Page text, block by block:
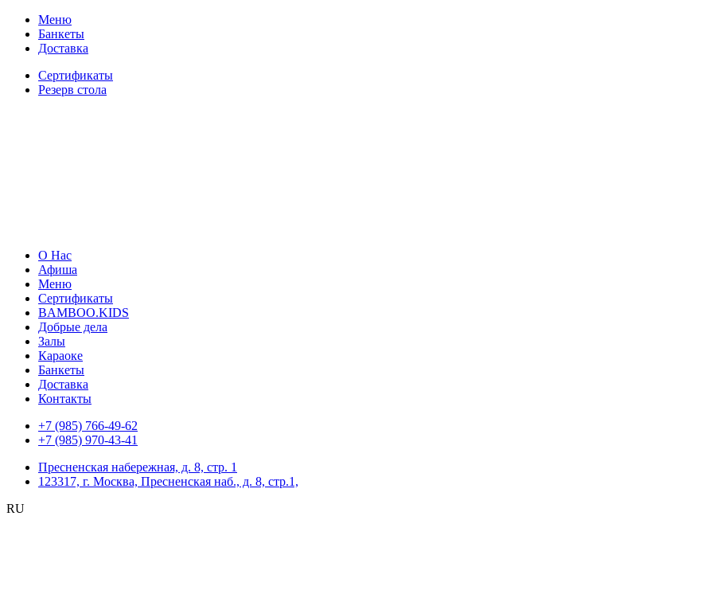
Меню
Банкеты
Доставка
Сертификаты
Резерв стола
О Нас
Афиша
Меню
Сертификаты
BAMBOO.KIDS
Добрые дела
Залы
Караоке
Банкеты
Доставка
Контакты
+7 (985) 766-49-62
+7 (985) 970-43-41
Пресненская набережная, д. 8, стр. 1
123317, г. Москва, Пресненская наб., д. 8, стр.1,
RU